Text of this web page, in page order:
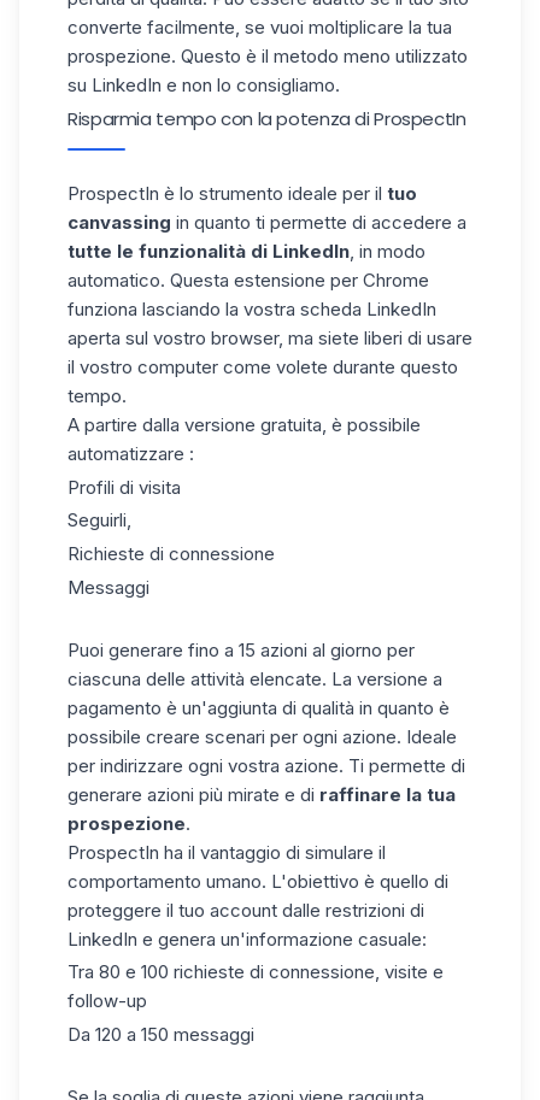
converte facilmente, se vuoi moltiplicare la tua
prospezione. Questo è il metodo meno utilizzato
su LinkedIn e non lo consigliamo.
Risparmia tempo con la potenza di ProspectIn
ProspectIn è lo strumento ideale per il tuo
canvassing in quanto ti permette di accedere a
tutte le funzionalità di LinkedIn , in modo
automatico. Questa estensione per Chrome
funziona lasciando la vostra scheda LinkedIn
aperta sul vostro browser, ma siete liberi di usare
il vostro computer come volete durante questo
tempo.
A partire dalla versione gratuita, è possibile
automatizzare :
Profili di visita
Seguirli,
Richieste di connessione
Messaggi
Puoi generare fino a 15 azioni al giorno per
ciascuna delle attività elencate. La versione a
pagamento è un'aggiunta di qualità in quanto è
possibile creare scenari per ogni azione. Ideale
per indirizzare ogni vostra azione. Ti permette di
generare azioni più mirate e di raffinare la tua
prospezione.
ProspectIn ha il vantaggio di simulare il
comportamento umano. L'obiettivo è quello di
proteggere il tuo account dalle restrizioni di
LinkedIn e genera un'informazione casuale:
Tra 80 e 100 richieste di connessione, visite e
follow-up
Da 120 a 150 messaggi